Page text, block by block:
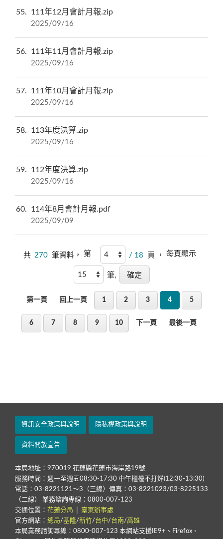
55 111年12月會計月報.zip
2025/09/16
56 111年11月會計月報.zip
2025/09/16
57 111年10月會計月報.zip
2025/09/16
58 113年度決算.zip
2025/09/16
59 112年度決算.zip
2025/09/16
60 114年8月會計月報.pdf
2025/09/09
共 270 筆資料， 第 / 18 頁 ， 每頁顯示
筆,
第一頁 回上一頁 1 2 3 4 5
6 7 8 9 10 下一頁 最後一頁
資訊安全政策與說明 隱私權政策與說明
資料開放宣告
本局地址：970019 花蓮縣花蓮市海岸路19號
服務時間：週一至週五08:30-17:30 中午櫃檯不打烊(12:30-13:30)
電話：03-8221121～3（三線）傳真：03-8221023/03-8225133
（二線） 業務諮詢專線：0800-007-123
交通位置： 花蓮分局
臺東辦事處
官方網站： 總局/基隆/新竹/台中/台南/高雄
本局業務諮詢專線：0800-007-123 本網站支援IE9+、Firefox、